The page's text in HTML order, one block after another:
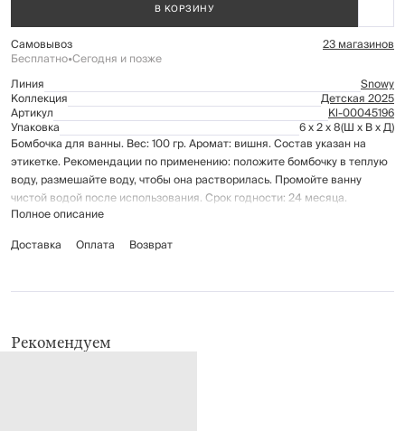
В КОРЗИНУ
Самовывоз 23 магазинов
Бесплатно•Сегодня и позже
Линия
Snowy
Коллекция Детская 2025
Артикул Kl-00045196
Упаковка 6 x 2 x 8(Ш x В x Д)
Бомбочка для ванны. Вес: 100 гр. Аромат: вишня. Состав указан на
этикетке. Рекомендации по применению: положите бомбочку в теплую
воду, размешайте воду, чтобы она растворилась. Промойте ванну
чистой водой после использования. Срок годности: 24 месяца.
Полное описание
Доставка
Оплата Возврат
Рекомендуем